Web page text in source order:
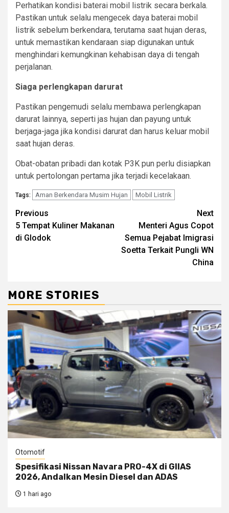
Perhatikan kondisi baterai mobil listrik secara berkala.
Pastikan untuk selalu mengecek daya baterai mobil
listrik sebelum berkendara, terutama saat hujan deras,
untuk memastikan kendaraan siap digunakan untuk
menghindari kemungkinan kehabisan daya di tengah
perjalanan.
Siaga perlengkapan darurat
Pastikan pengemudi selalu membawa perlengkapan
darurat lainnya, seperti jas hujan dan payung untuk
berjaga-jaga jika kondisi darurat dan harus keluar mobil
saat hujan deras.
Obat-obatan pribadi dan kotak P3K pun perlu disiapkan
untuk pertolongan pertama jika terjadi kecelakaan.
Tags: Aman Berkendara Musim Hujan Mobil Listrik
Continue
Reading
Previous
5 Tempat Kuliner Makanan
di Glodok
Next
Menteri Agus Copot
Semua Pejabat Imigrasi
Soetta Terkait Pungli WN
China
MORE STORIES
Otomotif
Spesifikasi Nissan Navara PRO-4X di GIIAS
2026, Andalkan Mesin Diesel dan ADAS
1 hari ago